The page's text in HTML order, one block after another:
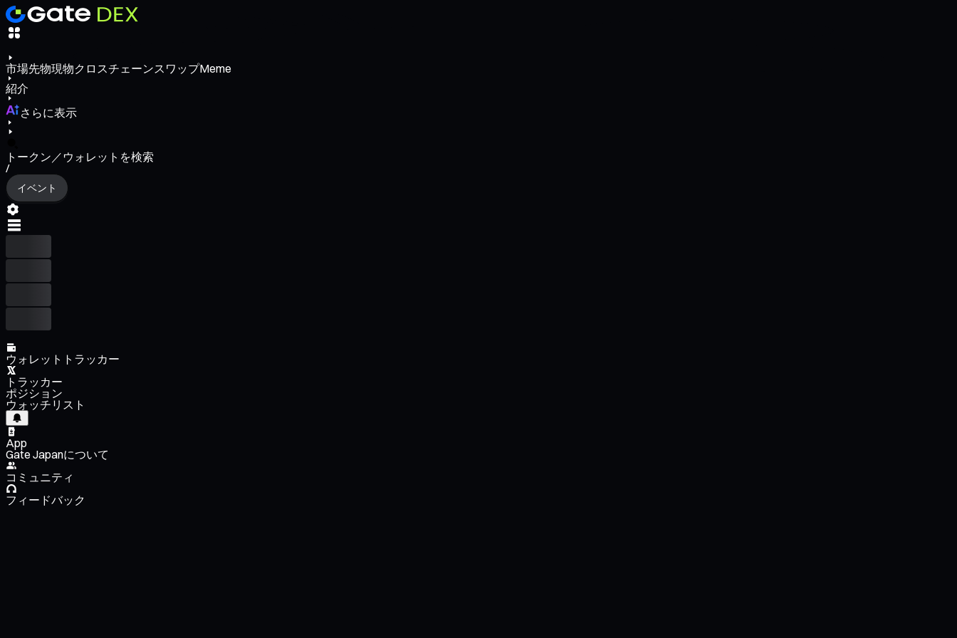
市場先物現物クロスチェーンスワップMeme
紹介
さらに表示
トークン／ウォレットを検索
/
イベント
ウォレットトラッカー
トラッカー
ポジション
ウォッチリスト
App
Gate Japanについて
コミュニティ
フィードバック